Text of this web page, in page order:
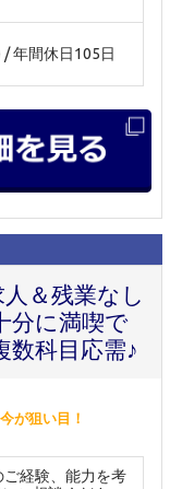
年間休日105日
＆残業なし
分に満喫で
数科目応需♪
今が狙い目！
経験、能力を考